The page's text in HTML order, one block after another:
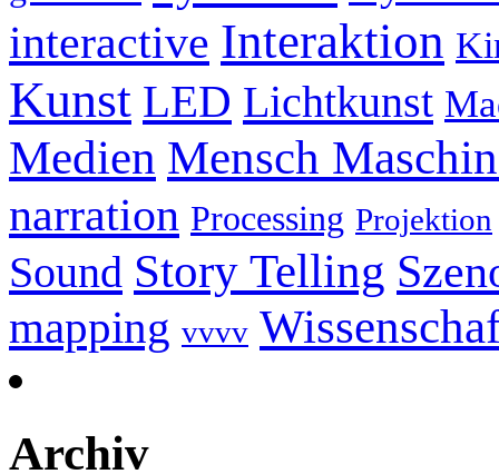
interactive Interaktion
Kunst LED Lichtkunst
Medien Mensch
narration Processing Projektion
Sound Story Telling
mapping vvvv
Archiv